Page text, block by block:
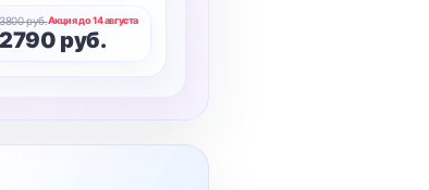
3800 руб.Акция до 14 августа
2790 руб.